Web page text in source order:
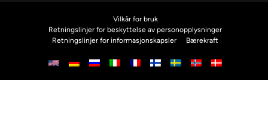
Vilkår for bruk
Retningslinjer for beskyttelse av personopplysninger
Retningslinjer for informasjonskapsler
Bærekraft